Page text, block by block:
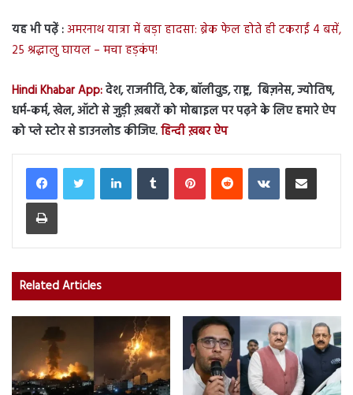
यह भी पढ़ें :अमरनाथ यात्रा में बड़ा हादसा: ब्रेक फेल होते ही टकराईं 4 बसें,
25 श्रद्धालु घायल – मचा हड़कंप!
Hindi Khabar App:देश, राजनीति, टेक, बॉलीवुड, राष्ट्र, बिज़नेस, ज्योतिष,
धर्म-कर्म, खेल, ऑटो से जुड़ी ख़बरों को मोबाइल पर पढ़ने के लिए हमारे ऐप
को प्ले स्टोर से डाउनलोड कीजिए.हिन्दी ख़बर ऐप
LinkedInTumblr PinterestReddit VKontakteShare via Email
Print
Related Articles